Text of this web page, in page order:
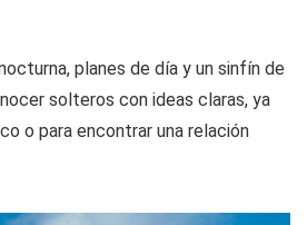
planes de día y un sinfín de
solteros con ideas claras, ya
o para encontrar una relación